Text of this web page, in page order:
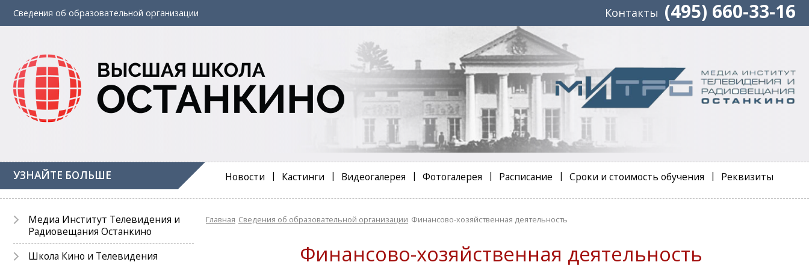
Сведения об образовательной организации Контакты (495) 660-33-16
УЗНАЙТЕ БОЛЬШЕ Новости Кастинги Видеогалерея Фотогалерея Расписание Сроки и стоимость обучения Реквизиты
Главная Сведения об образовательной организации Финансово-хозяйственная деятельность
Финансово-хозяйственная деятельность
Медиа Институт Телевидения и
Радиовещания Останкино
Школа Кино и Телевидения